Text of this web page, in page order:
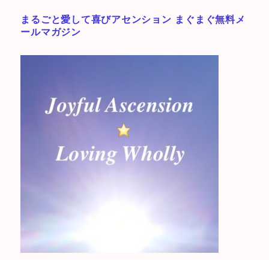
まるごと愛して喜びアセンション まぐまぐ無料メ
ールマガジン